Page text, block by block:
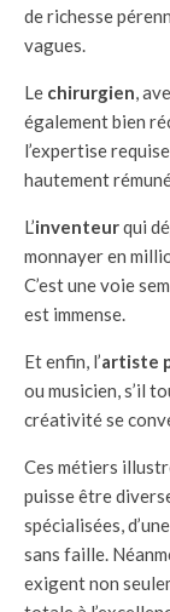
de richesse
vagues.
Le chirurgien,
également bien
l’expertise
hautement
L’inventeurqui
monnayer en
C’est une voie
est immense.
Et enfin, l’artiste
ou musicien, s’il
créativité se
Ces métiers
puisse être
spécialisées,
sans faille.
exigent non